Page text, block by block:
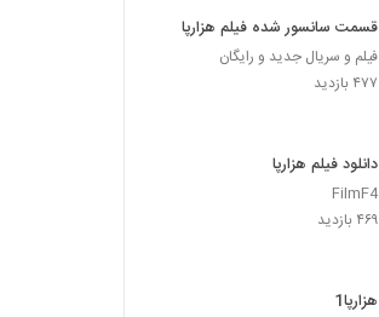
قسمت سانسور شده فیلم هزارپا
فیلم و سریال جدید و رایگان
۴۷۷ بازدید
دانلود فیلم هزارپا
FilmF4
۴۶۹ بازدید
هزارپا1